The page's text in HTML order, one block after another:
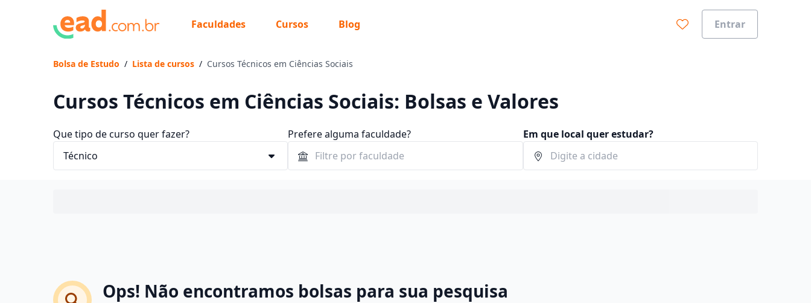
Faculdades Cursos Blog Entrar
Bolsa de Estudo / Lista de cursos / Cursos Técnicos em Ciências Sociais
Cursos Técnicos em Ciências Sociais: Bolsas e Valores
Que tipo de curso quer fazer? Prefere alguma faculdade? Em que local quer estudar?
Ops! Não encontramos bolsas para sua pesquisa